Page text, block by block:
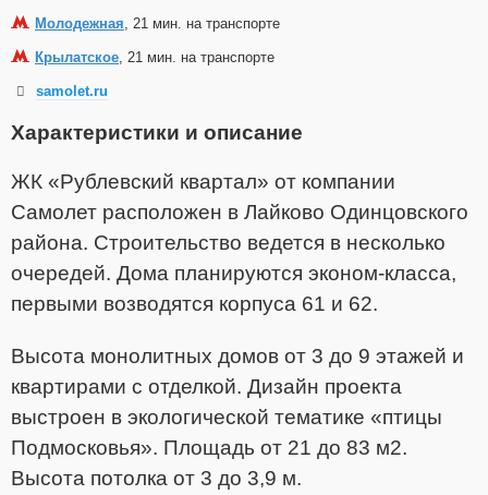
Молодежная , 21 мин. на транспорте
Крылатское , 21 мин. на транспорте
samolet.ru
Характеристики и описание
ЖК «Рублевский квартал» от компании
Самолет расположен в Лайково Одинцовского
района. Строительство ведется в несколько
очередей. Дома планируются эконом-класса,
первыми возводятся корпуса 61 и 62.
Высота монолитных домов от 3 до 9 этажей и
квартирами с отделкой. Дизайн проекта
выстроен в экологической тематике «птицы
Подмосковья». Площадь от 21 до 83 м2.
Высота потолка от 3 до 3,9 м.